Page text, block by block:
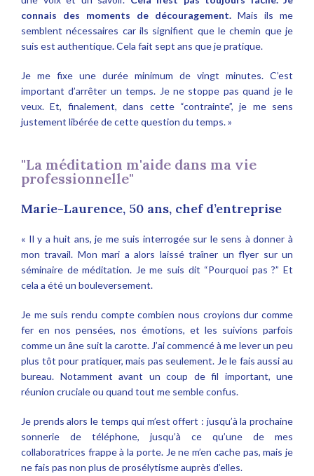
connais des moments de découragement. Mais ils me
semblent nécessaires car ils signifient que le chemin que je
suis est authentique. Cela fait sept ans que je pratique.
Je me fixe une durée minimum de vingt minutes. C’est
important d’arrêter un temps. Je ne stoppe pas quand je le
veux. Et, finalement, dans cette “contrainte”, je me sens
justement libérée de cette question du temps. »
"La méditation m'aide dans ma vie
professionnelle"
Marie-Laurence, 50 ans, chef d’entreprise
« Il y a huit ans, je me suis interrogée sur le sens à donner à
mon travail. Mon mari a alors laissé traîner un flyer sur un
séminaire de méditation. Je me suis dit “Pourquoi pas ?” Et
cela a été un bouleversement.
Je me suis rendu compte combien nous croyions dur comme
fer en nos pensées, nos émotions, et les suivions parfois
comme un âne suit la carotte. J’ai commencé à me lever un peu
plus tôt pour pratiquer, mais pas seulement. Je le fais aussi au
bureau. Notamment avant un coup de fil important, une
réunion cruciale ou quand tout me semble confus.
Je prends alors le temps qui m’est offert : jusqu’à la prochaine
sonnerie de téléphone, jusqu’à ce qu’une de mes
collaboratrices frappe à la porte. Je ne m’en cache pas, mais je
ne fais pas non plus de prosélytisme auprès d’elles.